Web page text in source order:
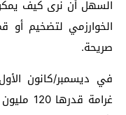
السهل أن نرى كيف
الخوارزمي لتضخيم أو
صريحة.
في ديسمبر/كانون